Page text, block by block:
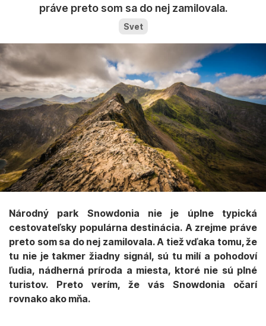
práve preto som sa do nej zamilovala.
Svet
Národný park Snowdonia nie je úplne typická
cestovateľsky populárna destinácia. A zrejme práve
preto som sa do nej zamilovala. A tiež vďaka tomu, že
tu nie je takmer žiadny signál, sú tu milí a pohodoví
ľudia, nádherná príroda a miesta, ktoré nie sú plné
turistov. Preto verím, že vás Snowdonia očarí
rovnako ako mňa.